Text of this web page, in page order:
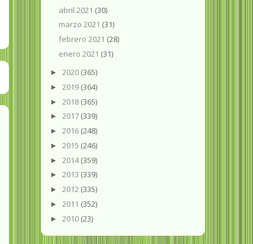
abril 2021 (30)
marzo 2021 (31)
febrero 2021 (28)
enero 2021 (31)
► 2020 (365)
► 2019 (364)
► 2018 (365)
► 2017 (339)
► 2016 (248)
► 2015 (246)
► 2014(359)
► 2013 (339)
► 2012 (335)
► 2011 (352)
► 2010 (23)